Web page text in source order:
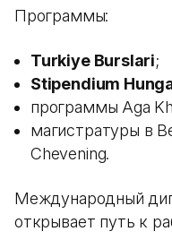
Программы:
Turkiye Burslari;
Stipendium
программы Aga
магистратуры в
Chevening.
Международный
открывает путь к